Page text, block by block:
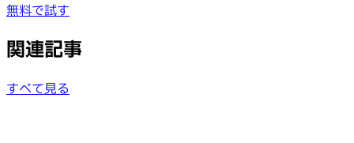
無料で試す
関連記事
すべて見る